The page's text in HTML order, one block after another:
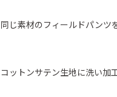
同じ素材のフィールドパンツ
コットンサテン生地に洗い加